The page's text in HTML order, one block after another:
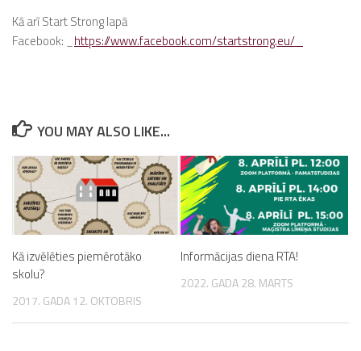
Kā arī Start Strong lapā
Facebook: _ https://www.facebook.com/startstrong.eu/_
YOU MAY ALSO LIKE...
Kā izvēlēties piemērotāko
skolu?
2017. GADA 12. OKTOBRIS
Informācijas diena RTA!
2022. GADA 28. MARTS